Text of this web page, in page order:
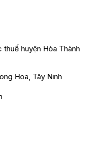
huyện Hòa Thành
Hoa, Tây Ninh